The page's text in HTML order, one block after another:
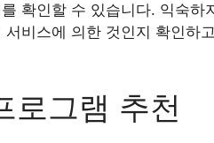
확인할 수 있습니다. 익숙하
비스에 의한 것인지 확인하
로그램 추천